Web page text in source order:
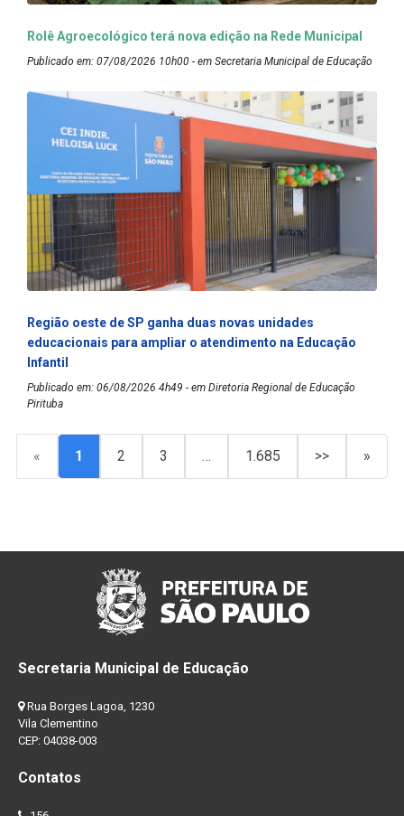
Rolê Agroecológico terá nova edição na Rede Municipal
Publicado em: 07/08/2026 10h00 - em Secretaria Municipal de Educação
Região oeste de SP ganha duas novas unidades
educacionais para ampliar o atendimento na Educação
Infantil
Publicado em: 06/08/2026 4h49 - em Diretoria Regional de Educação
Pirituba
« 1 2 3 … 1.685 >> »
Secretaria Municipal de Educação
Rua Borges Lagoa, 1230
Vila Clementino
CEP: 04038-003
Contatos